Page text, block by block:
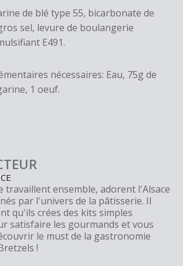
de blé type 55, bicarbonate de
sel, levure de boulangerie
E491.
nécessaires: Eau, 75g de
1 oeuf.
travaillent ensemble, adorent l'Alsace
par l'univers de la pâtisserie. Il
qu'ils crées des kits simples
satisfaire les gourmands et vous
le must de la gastronomie
!